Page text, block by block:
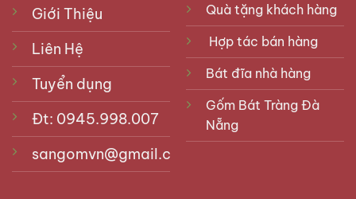
Giới Thiệu
Liên Hệ
Tuyển dụng
Đt: 0945.998.007
sangomvn@gmail.com
Quà tặng khách hàng
Hợp tác bán hàng
Bát đĩa nhà hàng
Gốm Bát Tràng Đà
Nẵng